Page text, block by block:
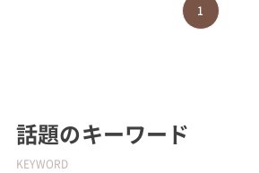
1
話題のキーワード
KEYWORD